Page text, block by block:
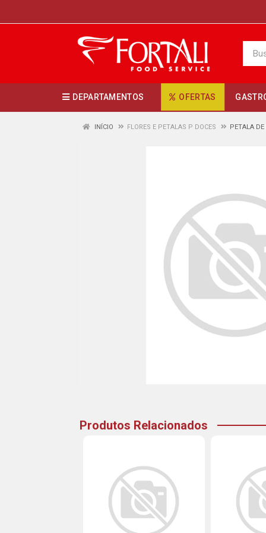
DEPARTAMENTOS OFERTAS
INÍCIO FLORES E PETALAS P DOCES PETALA DE
Produtos Relacionados